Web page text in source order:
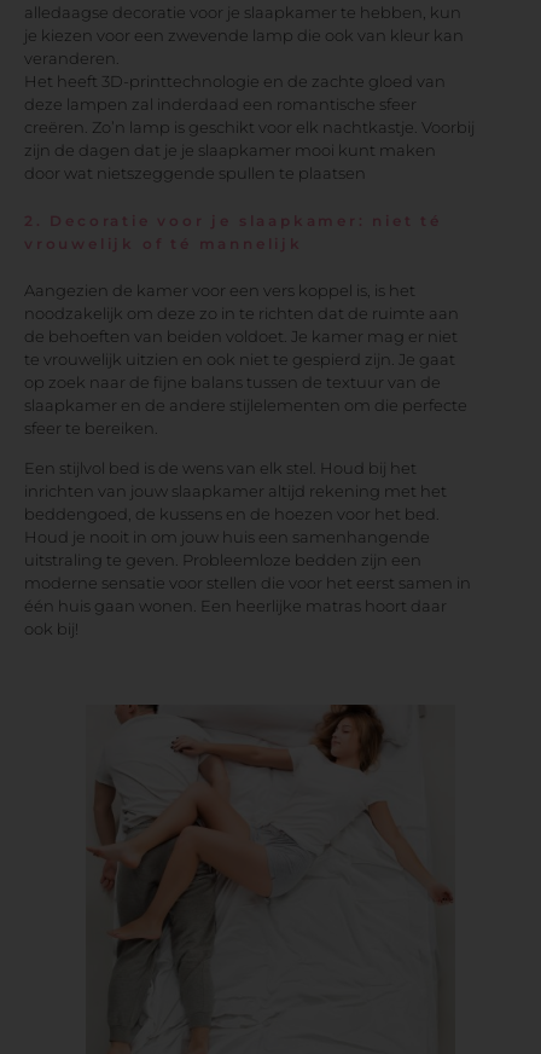
alledaagse decoratie voor je slaapkamer te hebben, kun
je kiezen voor een zwevende lamp die ook van kleur kan
veranderen.
Het heeft 3D-printtechnologie en de zachte gloed van
deze lampen zal inderdaad een romantische sfeer
creëren. Zo’n lamp is geschikt voor elk nachtkastje. Voorbij
zijn de dagen dat je je slaapkamer mooi kunt maken
door wat nietszeggende spullen te plaatsen
2. Decoratie voor je slaapkamer: niet té
vrouwelijk of té mannelijk
Aangezien de kamer voor een vers koppel is, is het
noodzakelijk om deze zo in te richten dat de ruimte aan
de behoeften van beiden voldoet. Je kamer mag er niet
te vrouwelijk uitzien en ook niet te gespierd zijn. Je gaat
op zoek naar de fijne balans tussen de textuur van de
slaapkamer en de andere stijlelementen om die perfecte
sfeer te bereiken.
Een stijlvol bed is de wens van elk stel. Houd bij het
inrichten van jouw slaapkamer altijd rekening met het
beddengoed, de kussens en de hoezen voor het bed.
Houd je nooit in om jouw huis een samenhangende
uitstraling te geven. Probleemloze bedden zijn een
moderne sensatie voor stellen die voor het eerst samen in
één huis gaan wonen. Een heerlijke matras hoort daar
ook bij!